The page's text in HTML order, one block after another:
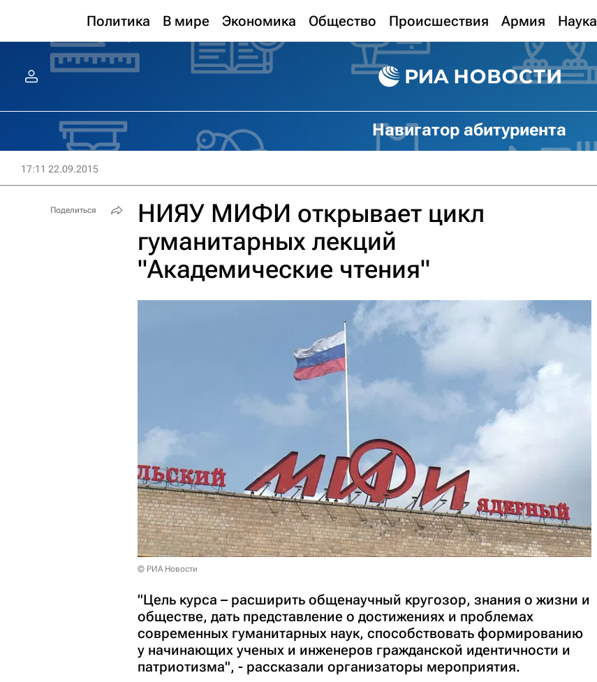
Политика В мире Экономика Общество Происшествия Армия Наука
Навигатор абитуриента
17:11 22.09.2015
НИЯУ МИФИ открывает цикл
гуманитарных лекций
"Академические чтения"
© РИА Новости
"Цель курса – расширить общенаучный кругозор, знания о жизни и
обществе, дать представление о достижениях и проблемах
современных гуманитарных наук, способствовать формированию
у начинающих ученых и инженеров гражданской идентичности и
патриотизма", - рассказали организаторы мероприятия.
Поделиться